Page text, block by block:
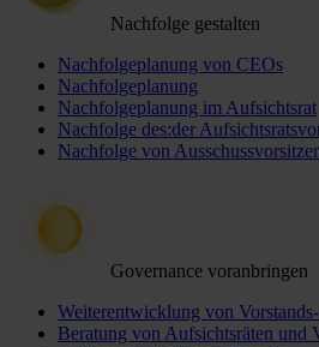
Nachfolge gestalten
Nachfolgeplanung von CEOs
Nachfolgeplanung
Nachfolgeplanung im Aufsichtsrat
Nachfolge des:der
Nachfolge von
Governance voranbringen
Weiterentwicklung von
Beratung von Aufsichtsräten und